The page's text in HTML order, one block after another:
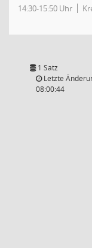
14:30-15:50 Uhr
1 Satz
Letzte
08:00:44